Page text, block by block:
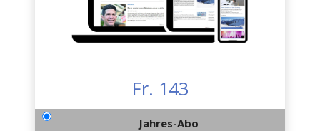
Fr. 143
Jahres-Abo